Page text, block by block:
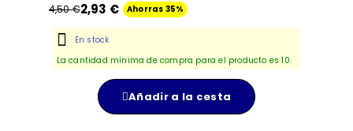
4,50 €2,93 € Ahorras 35%
En stock
La cantidad mínima de compra para el producto es 10.
Añadir a la cesta